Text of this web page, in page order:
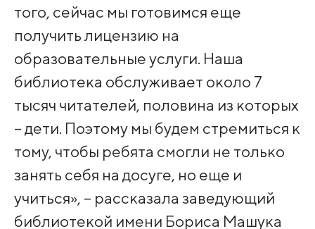
того, сейчас мы готовимся еще
получить лицензию на
образовательные услуги. Наша
библиотека обслуживает около 7
тысяч читателей, половина из которых
– дети. Поэтому мы будем стремиться к
тому, чтобы ребята смогли не только
занять себя на досуге, но еще и
учиться», – рассказала заведующий
библиотекой имени Бориса Машука